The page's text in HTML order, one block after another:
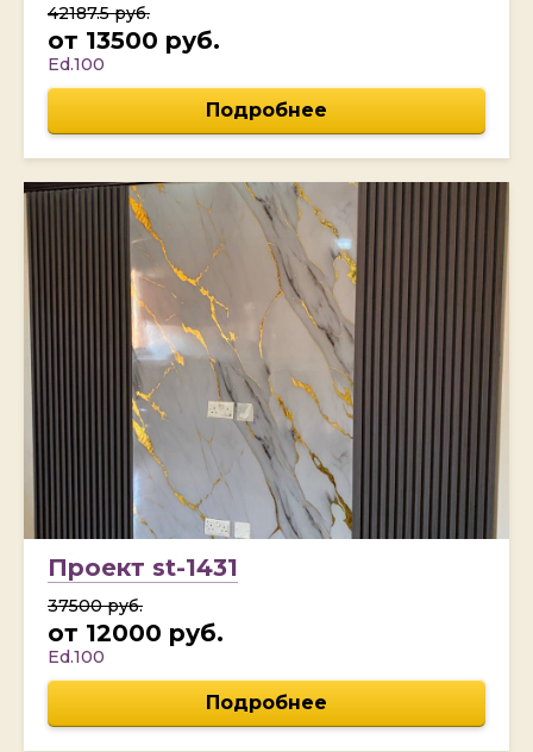
42187.5 руб.
от 13500 руб.
Ed.100
Подробнее
Проект st-1431
37500 руб.
от 12000 руб.
Ed.100
Подробнее